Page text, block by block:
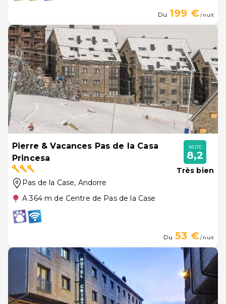
Du 199 €/ nuit
Pierre & Vacances Pas de la Casa
Princesa
Pas de la Case, Andorre
A 364 m de Centre de Pas de la Case
NOTE
8,2
Très bien
Du 53 €/ nuit